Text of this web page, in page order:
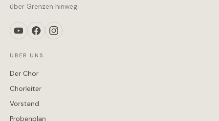
über Grenzen hinweg.
ÜBER UNS
Der Chor
Chorleiter
Vorstand
Probenplan